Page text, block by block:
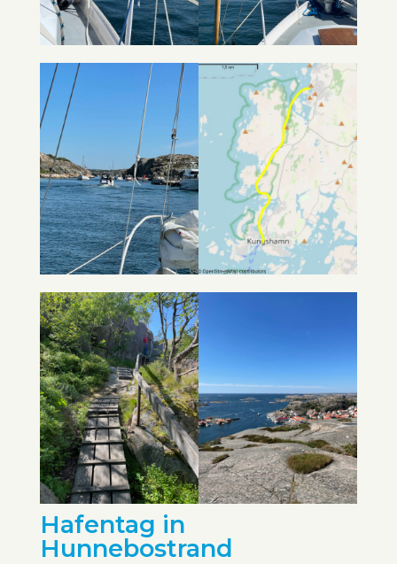
Hafentag in
Hunnebostrand